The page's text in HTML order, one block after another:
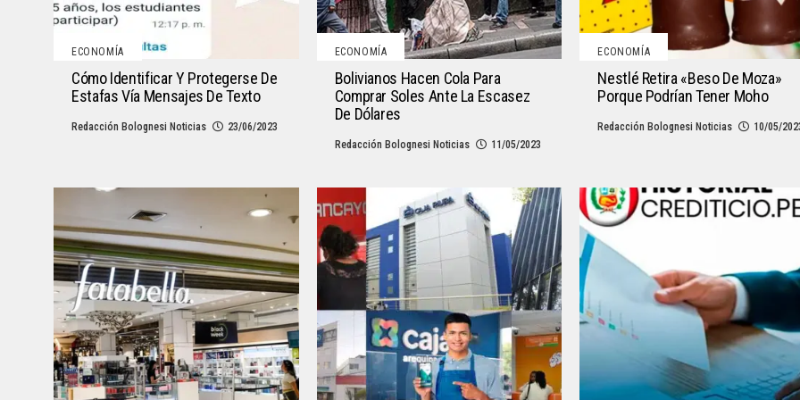
ECONOMÍA
Cómo Identificar Y Protegerse De
Estafas Vía Mensajes De Texto
Redacción Bolognesi Noticias 23/06/2023
ECONOMÍA
Bolivianos Hacen Cola Para
Comprar Soles Ante La Escasez
De Dólares
Redacción Bolognesi Noticias 11/05/2023
ECONOMÍA
Nestlé Retira «Beso De Moza»
Porque Podrían Tener Moho
Redacción Bolognesi Noticias 10/05/